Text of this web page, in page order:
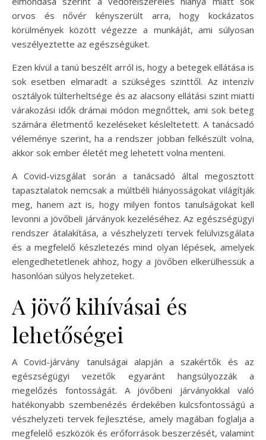
orvos és nővér kényszerült arra, hogy kockázatos
körülmények között végezze a munkáját, ami súlyosan
veszélyeztette az egészségüket.
Ezen kívül a tanú beszélt arról is, hogy a betegek ellátása is
sok esetben elmaradt a szükséges szinttől. Az intenzív
osztályok túlterheltsége és az alacsony ellátási szint miatti
várakozási idők drámai módon megnőttek, ami sok beteg
számára életmentő kezeléseket késleltetett. A tanácsadó
véleménye szerint, ha a rendszer jobban felkészült volna,
akkor sok ember életét meg lehetett volna menteni.
A Covid-vizsgálat során a tanácsadó által megosztott
tapasztalatok nemcsak a múltbéli hiányosságokat világítják
meg, hanem azt is, hogy milyen fontos tanulságokat kell
levonni a jövőbeli járványok kezeléséhez. Az egészségügyi
rendszer átalakítása, a vészhelyzeti tervek felülvizsgálata
és a megfelelő készletezés mind olyan lépések, amelyek
elengedhetetlenek ahhoz, hogy a jövőben elkerülhessük a
hasonlóan súlyos helyzeteket.
A jövő kihívásai és
lehetőségei
A Covid-járvány tanulságai alapján a szakértők és az
egészségügyi vezetők egyaránt hangsúlyozzák a
megelőzés fontosságát. A jövőbeni járványokkal való
hatékonyabb szembenézés érdekében kulcsfontosságú a
vészhelyzeti tervek fejlesztése, amely magában foglalja a
megfelelő eszközök és erőforrások beszerzését, valamint